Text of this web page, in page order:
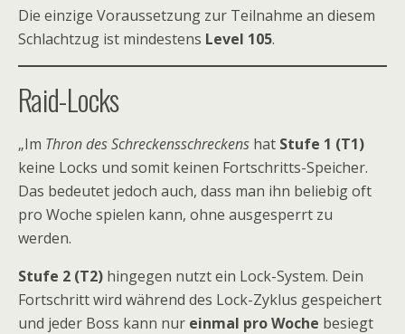
Die einzige Voraussetzung zur Teilnahme an diesem
Schlachtzug ist mindestens Level 105.
Raid-Locks
„Im Thron des Schreckensschreckens hat Stufe 1 (T1)
keine Locks und somit keinen Fortschritts-Speicher.
Das bedeutet jedoch auch, dass man ihn beliebig oft
pro Woche spielen kann, ohne ausgesperrt zu
werden.
Stufe 2 (T2) hingegen nutzt ein Lock-System. Dein
Fortschritt wird während des Lock-Zyklus gespeichert
und jeder Boss kann nur einmal pro Woche besiegt